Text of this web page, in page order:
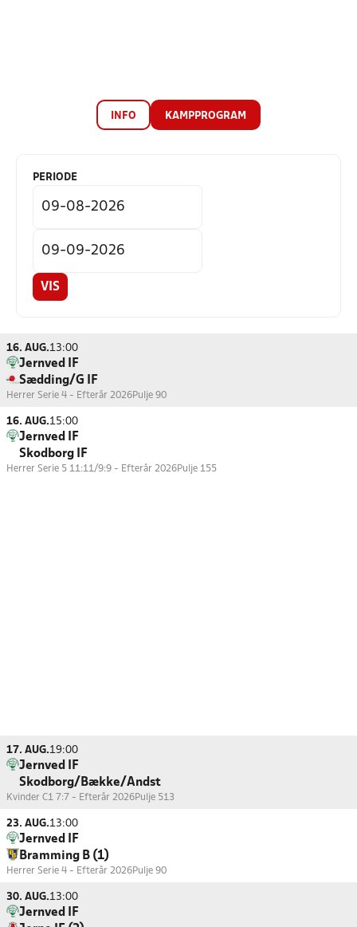
INFO KAMPPROGRAM
PERIODE
VIS
16. AUG.13:00
Jernved IF
Sædding/G IF
Herrer Serie 4 - Efterår 2026Pulje 90
16. AUG.15:00
Jernved IF
Skodborg IF
Herrer Serie 5 11:11/9:9 - Efterår 2026Pulje 155
17. AUG.19:00
Jernved IF
Skodborg/Bække/Andst
Kvinder C1 7:7 - Efterår 2026Pulje 513
23. AUG.13:00
Jernved IF
Bramming B (1)
Herrer Serie 4 - Efterår 2026Pulje 90
30. AUG.13:00
Jernved IF